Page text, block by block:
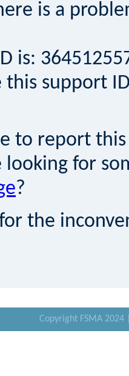
is a
is:
this support
to report
looking for
?
the
Copyright FSMA